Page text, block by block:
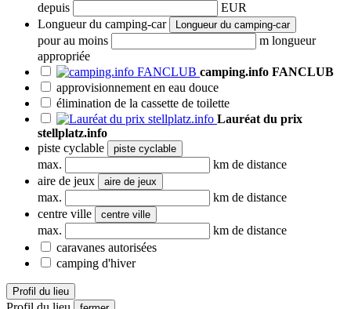
depuis
EUR
Longueur du camping-car
Longueur du camping-car
pour au moins
m longueur
appropriée
camping.info FANCLUB
approvisionnement en eau douce
élimination de la cassette de toilette
Lauréat du prix
stellplatz.info
piste cyclable
piste cyclable
max.
km de distance
aire de jeux
aire de jeux
max.
km de distance
centre ville
centre ville
max.
km de distance
caravanes autorisées
camping d'hiver
Profil du lieu